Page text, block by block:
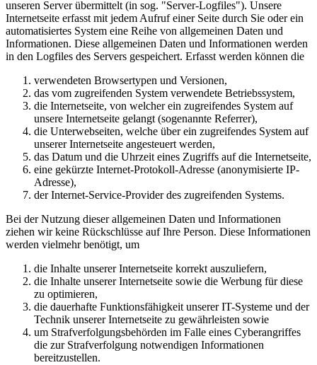
unseren Server übermittelt (in sog. "Server-Logfiles"). Unsere
Internetseite erfasst mit jedem Aufruf einer Seite durch Sie oder ein
automatisiertes System eine Reihe von allgemeinen Daten und
Informationen. Diese allgemeinen Daten und Informationen werden
in den Logfiles des Servers gespeichert. Erfasst werden können die
verwendeten Browsertypen und Versionen,
das vom zugreifenden System verwendete Betriebssystem,
die Internetseite, von welcher ein zugreifendes System auf
unsere Internetseite gelangt (sogenannte Referrer),
die Unterwebseiten, welche über ein zugreifendes System auf
unserer Internetseite angesteuert werden,
das Datum und die Uhrzeit eines Zugriffs auf die Internetseite,
eine gekürzte Internet-Protokoll-Adresse (anonymisierte IP-
Adresse),
der Internet-Service-Provider des zugreifenden Systems.
Bei der Nutzung dieser allgemeinen Daten und Informationen
ziehen wir keine Rückschlüsse auf Ihre Person. Diese Informationen
werden vielmehr benötigt, um
die Inhalte unserer Internetseite korrekt auszuliefern,
die Inhalte unserer Internetseite sowie die Werbung für diese
zu optimieren,
die dauerhafte Funktionsfähigkeit unserer IT-Systeme und der
Technik unserer Internetseite zu gewährleisten sowie
um Strafverfolgungsbehörden im Falle eines Cyberangriffes
die zur Strafverfolgung notwendigen Informationen
bereitzustellen.